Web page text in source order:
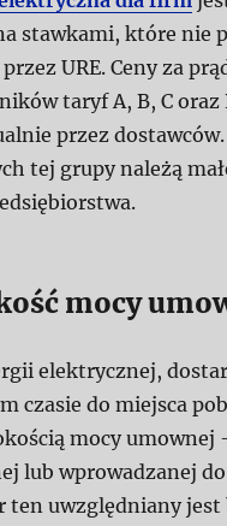
stawkami, które nie
URE. Ceny za
taryf A, B, C oraz
przez
tej grupy należą
mocy
elektrycznej,
czasie do miejsca
mocy umownej
lub wprowadzanej
ten uwzględniany jest